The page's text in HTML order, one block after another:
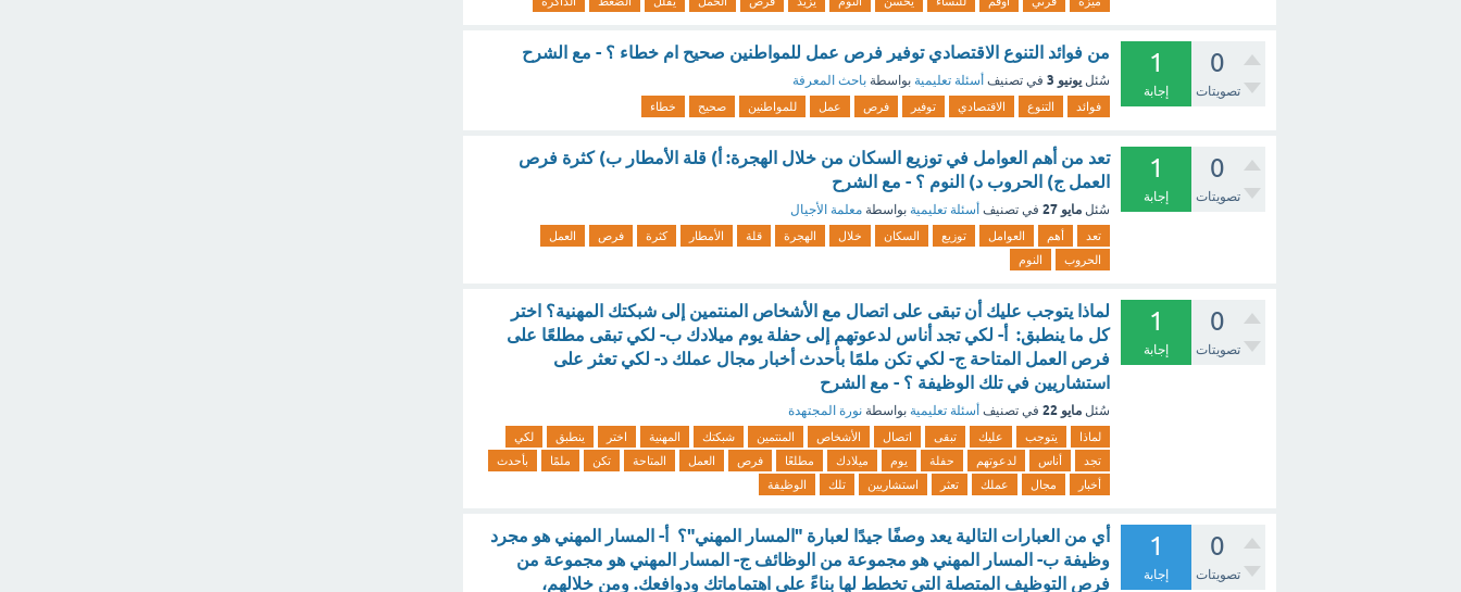
0
تصويتات
1
إجابة
من فوائد التنوع الاقتصادي توفير فرص عمل للمواطنين صحيح ام خطاء ؟ - مع الشرح
سُئل يونيو 3 في تصنيف أسئلة تعليمية بواسطة باحث المعرفة
فوائد التنوع الاقتصادي توفير فرص عمل للمواطنين صحيح خطاء
0
تصويتات
1
إجابة
تعد من أهم العوامل في توزيع السكان من خلال الهجرة: أ) قلة الأمطار ب) كثرة فرص
العمل ج) الحروب د) النوم ؟ - مع الشرح
سُئل مايو 27 في تصنيف أسئلة تعليمية بواسطة معلمة الأجيال
تعد أهم العوامل توزيع السكان خلال الهجرة قلة الأمطار كثرة فرص
العمل
الحروب
النوم
0
تصويتات
1
إجابة
لماذا يتوجب عليك أن تبقى على اتصال مع الأشخاص المنتمين إلى شبكتك المهنية؟ اختر
كل ما ينطبق: أ- لكي تجد أناس لدعوتهم إلى حفلة يوم ميلادك ب- لكي تبقى مطلعًا على
فرص العمل المتاحة ج- لكي تكن ملمًا بأحدث أخبار مجال عملك د- لكي تعثر على
استشاريين في تلك الوظيفة ؟ - مع الشرح
سُئل مايو 22 في تصنيف أسئلة تعليمية بواسطة نورة المجتهدة
لماذا يتوجب عليك تبقى اتصال الأشخاص المنتمين شبكتك المهنية اختر ينطبق
لكي
تجد
أناس لدعوتهم حفلة يوم ميلادك مطلعًا فرص العمل المتاحة تكن ملمًا
بأحدث
أخبار
مجال عملك تعثر استشاريين تلك الوظيفة
0
تصويتات
1
إجابة
أي من العبارات التالية يعد وصفًا جيدًا لعبارة "المسار المهني"؟ أ- المسار المهني هو مجرد
وظيفة ب- المسار المهني هو مجموعة من الوظائف ج- المسار المهني هو مجموعة من
فرص التوظيف المتصلة التي تخطط لها بناءً على اهتماماتك ودوافعك. ومن خلالهم،